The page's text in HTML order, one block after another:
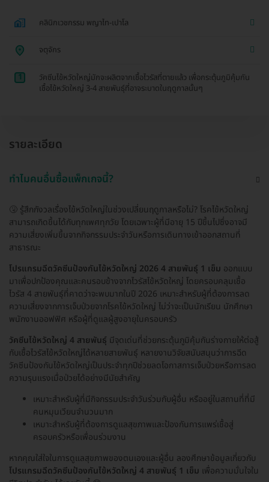
คลินิกเวชกรรม พญาไท-เปาโล
จตุจักร
1
วัคซีนไข้หวัดใหญ่มักจะผลิตจากเชื้อไวรัสที่ตายแล้ว เพื่อกระตุ้นภูมิคุ้มกัน
เชื้อไข้หวัดใหญ่ 3-4 สายพันธ์ุที่อาจระบาดในฤดูกาลนั้นๆ
รายละเอียด
ทำไมคนอื่นซื้อแพ็กเกจนี้?
🤧 รู้สึกกังวลเรื่องไข้หวัดใหญ่ในช่วงเปลี่ยนฤดูกาลหรือไม่? โรคไข้หวัดใหญ่
สามารถเกิดขึ้นได้กับทุกเพศทุกวัย โดยเฉพาะผู้ที่มีอายุ 15 ปีขึ้นไปซึ่งอาจมี
ความเสี่ยงเพิ่มขึ้นจากกิจกรรมประจำวันหรือการเดินทางเข้าออกสถานที่
สาธารณะ
โปรแกรมฉีดวัคซีนป้องกันไข้หวัดใหญ่ 2026 4 สายพันธุ์ 1 เข็ม ออกแบบ
มาเพื่อปกป้องคุณและคนรอบข้างจากไวรัสไข้หวัดใหญ่ โดยครอบคลุมเชื้อ
ไวรัส 4 สายพันธุ์ที่คาดว่าจะพบมากในปี 2026 เหมาะสำหรับผู้ที่ต้องการลด
ความเสี่ยงจากการเจ็บป่วยจากโรคไข้หวัดใหญ่ ไม่ว่าจะเป็นนักเรียน นักศึกษา
พนักงานออฟฟิศ หรือผู้ที่ดูแลผู้สูงอายุในครอบครัว
วัคซีนไข้หวัดใหญ่ 4 สายพันธุ์ มีจุดเด่นที่ช่วยกระตุ้นภูมิคุ้มกันร่างกายให้ต่อสู้
กับเชื้อไวรัสไข้หวัดใหญ่ได้หลายสายพันธุ์ หลายงานวิจัยสนับสนุนว่าการฉีด
วัคซีนป้องกันไข้หวัดใหญ่เป็นประจำทุกปีช่วยลดโอกาสการเจ็บป่วยหรือการลด
ความรุนแรงเมื่อป่วยได้อย่างมีนัยสำคัญ
เหมาะสำหรับผู้ที่มีกิจกรรมประจำวันร่วมกับผู้อื่น หรืออยู่ในสถานที่ที่มี
คนหมุนเวียนจำนวนมาก
เหมาะสำหรับผู้ที่ต้องการดูแลสุขภาพและป้องกันการแพร่เชื้อสู่
ครอบครัวหรือเพื่อนร่วมงาน
หากคุณใส่ใจในการดูแลสุขภาพของตนเองและผู้อื่น ลองศึกษาข้อมูลเกี่ยวกับ
โปรแกรมฉีดวัคซีนป้องกันไข้หวัดใหญ่ 4 สายพันธุ์ 1 เข็ม เพื่อความมั่นใจใน